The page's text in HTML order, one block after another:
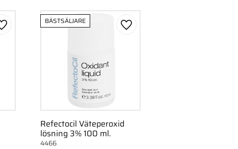
Lägg till i favoriter
Refectocil Väteperoxid
lösning 3% 100 ml.
4466
BÄSTSÄLJARE
Lägg till i favoriter